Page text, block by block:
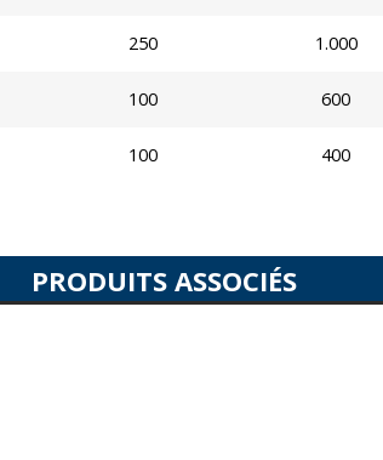
250 1.000
100 600
100 400
PRODUITS ASSOCIÉS